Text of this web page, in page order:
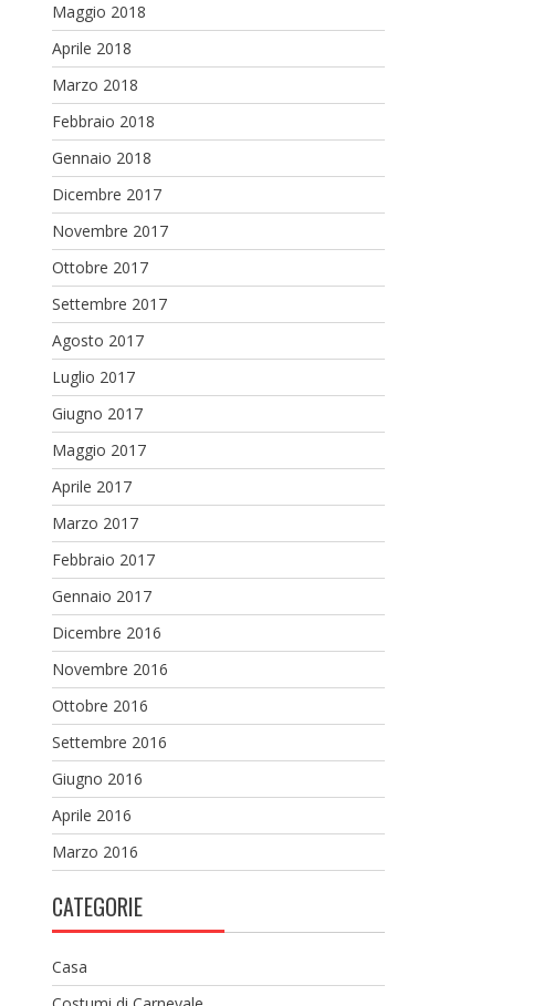
Maggio 2018
Aprile 2018
Marzo 2018
Febbraio 2018
Gennaio 2018
Dicembre 2017
Novembre 2017
Ottobre 2017
Settembre 2017
Agosto 2017
Luglio 2017
Giugno 2017
Maggio 2017
Aprile 2017
Marzo 2017
Febbraio 2017
Gennaio 2017
Dicembre 2016
Novembre 2016
Ottobre 2016
Settembre 2016
Giugno 2016
Aprile 2016
Marzo 2016
CATEGORIE
Casa